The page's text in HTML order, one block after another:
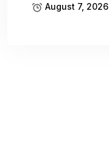
August 7, 2026